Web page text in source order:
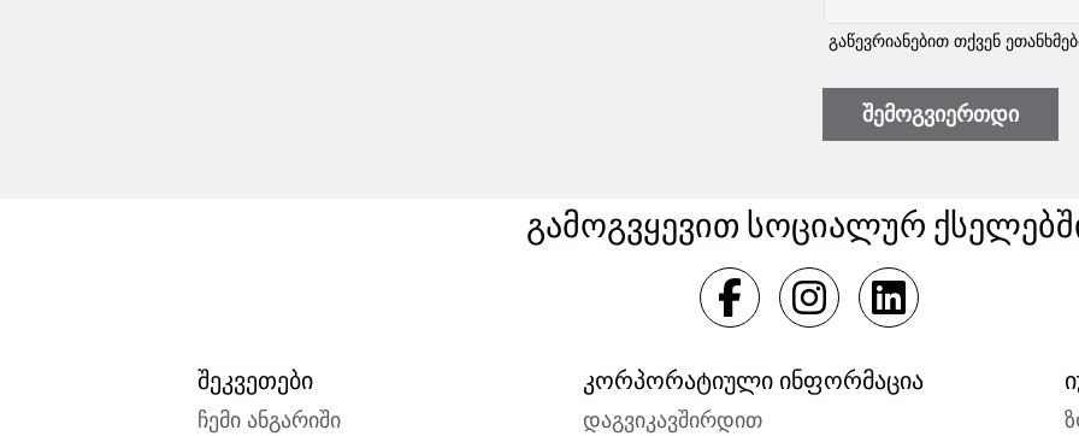
გაწევრიანებით თქვენ
შემოგვიერთდი
გამოგვყევით სოციალურ
შეკვეთები
ჩემი ანგარიში
კორპორატიული ინფორმაცია
დაგვიკავშირდით